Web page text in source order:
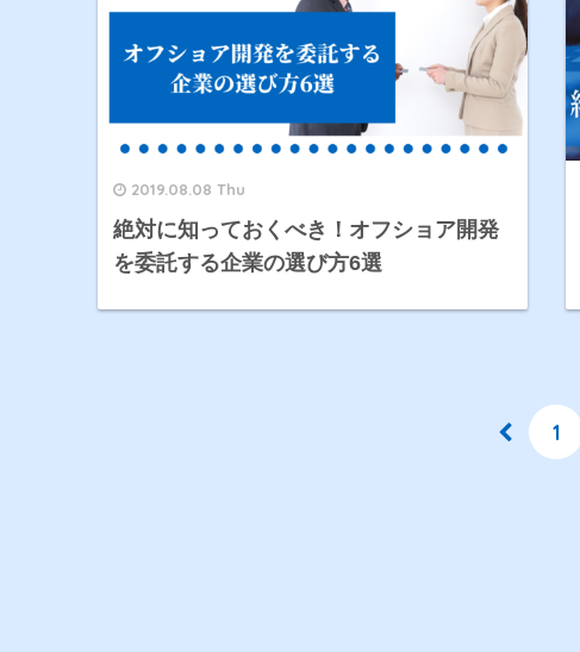
2019.08.08 Thu
絶対に知っておくべき！オフショア開発
を委託する企業の選び方6選
1